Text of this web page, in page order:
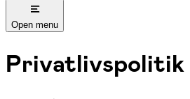
Open menu
Privatlivspolitik